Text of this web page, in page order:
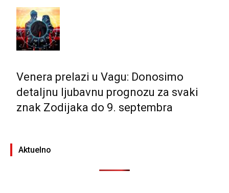
Venera prelazi u Vagu: Donosimo
detaljnu ljubavnu prognozu za svaki
znak Zodijaka do 9. septembra
Aktuelno